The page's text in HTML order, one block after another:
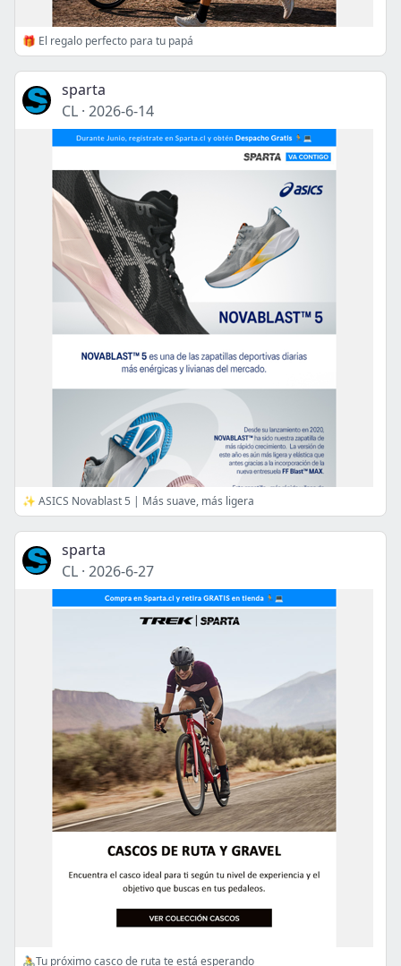
🎁 El regalo perfecto para tu papá
sparta
CL · 2026-6-14
✨ ASICS Novablast 5 | Más suave, más ligera
sparta
CL · 2026-6-27
🚴Tu próximo casco de ruta te está esperando